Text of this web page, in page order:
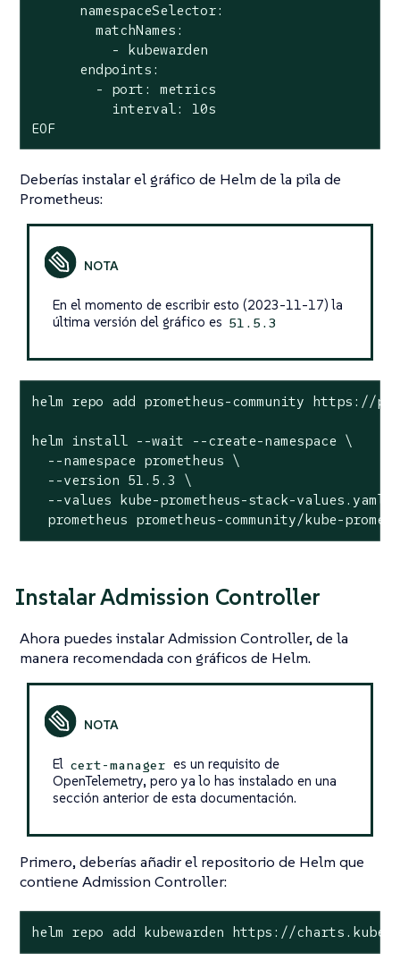
      namespaceSelector:
        matchNames:
          - kubewarden
      endpoints:
        - port: metrics
          interval: 10s
EOF
Deberías instalar el gráfico de Helm de la pila de
Prometheus:
En el momento de escribir esto (2023-11-17) la
última versión del gráfico es 51.5.3
helm repo add prometheus-community https://
helm install --wait --create-namespace \
  --namespace prometheus \
  --version 51.5.3 \
  --values kube-prometheus-stack-values.yaml \
prometheus prometheus-community/kube-
Instalar Admission Controller
Ahora puedes instalar Admission Controller, de la
manera recomendada con gráficos de Helm.
El cert-manager es un requisito de
OpenTelemetry, pero ya lo has instalado en una
sección anterior de esta documentación.
Primero, deberías añadir el repositorio de Helm que
contiene Admission Controller:
helm repo add kubewarden https://